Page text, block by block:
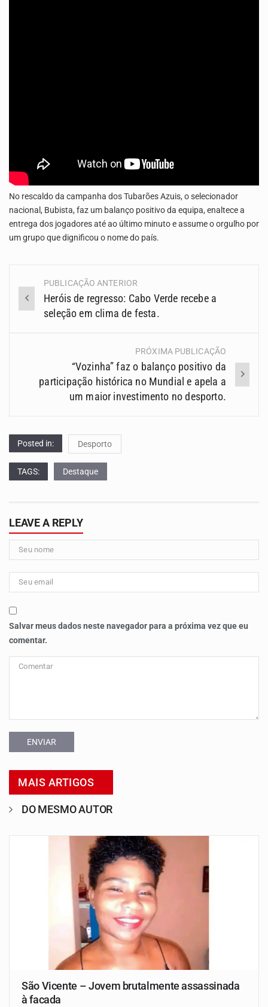
No rescaldo da campanha dos Tubarões Azuis, o selecionador
nacional, Bubista, faz um balanço positivo da equipa, enaltece a
entrega dos jogadores até ao último minuto e assume o orgulho por
um grupo que dignificou o nome do país.
Navegação
(Posts)
PUBLICAÇÃO ANTERIOR
Heróis de regresso: Cabo Verde recebe a
seleção em clima de festa.
PRÓXIMA PUBLICAÇÃO
“Vozinha” faz o balanço positivo da
participação histórica no Mundial e apela a
um maior investimento no desporto.
Posted in: Desporto
TAGS: Destaque
LEAVE A REPLY
Salvar meus dados neste navegador para a próxima vez que eu
comentar.
ENVIAR
MAIS ARTIGOS
DO MESMO AUTOR
São Vicente – Jovem brutalmente assassinada
à facada